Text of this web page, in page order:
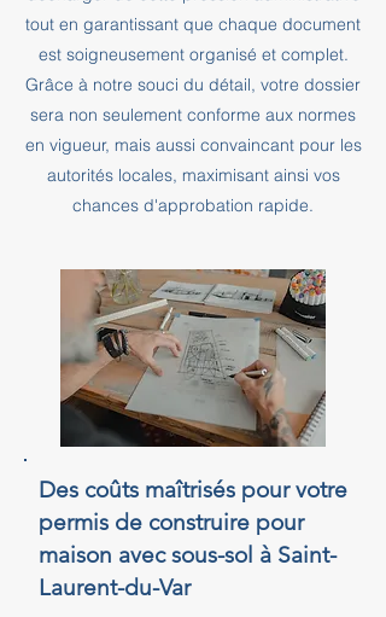
tout en garantissant que chaque document
est soigneusement organisé et complet.
Grâce à notre souci du détail, votre dossier
sera non seulement conforme aux normes
en vigueur, mais aussi convaincant pour les
autorités locales, maximisant ainsi vos
chances d'approbation rapide.
Des coûts maîtrisés pour votre
permis de construire pour
maison avec sous-sol à Saint-
Laurent-du-Var